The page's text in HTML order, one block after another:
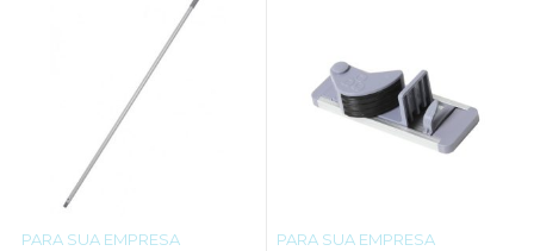
PARA SUA EMPRESA PARA SUA EMPRESA